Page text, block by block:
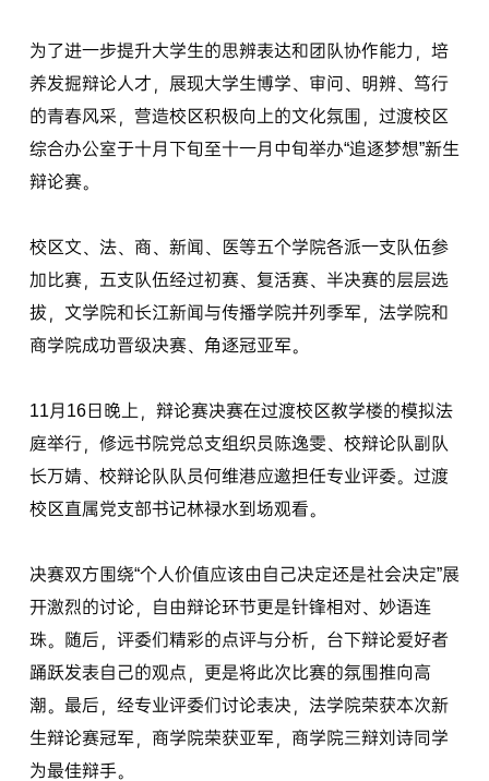
为了进一步提升大学生的思辨表达和团队协作能力，培
养发掘辩论人才，展现大学生博学、审问、明辨、笃行
的青春风采，营造校区积极向上的文化氛围，过渡校区
综合办公室于十月下旬至十一月中旬举办“追逐梦想”新生
辩论赛。
校区文、法、商、新闻、医等五个学院各派一支队伍参
加比赛，五支队伍经过初赛、复活赛、半决赛的层层选
拔，文学院和长江新闻与传播学院并列季军，法学院和
商学院成功晋级决赛、角逐冠亚军。
11月16日晚上，辩论赛决赛在过渡校区教学楼的模拟法
庭举行，修远书院党总支组织员陈逸雯、校辩论队副队
长万婧、校辩论队队员何维港应邀担任专业评委。过渡
校区直属党支部书记林禄水到场观看。
决赛双方围绕“个人价值应该由自己决定还是社会决定”展
开激烈的讨论，自由辩论环节更是针锋相对、妙语连
珠。随后，评委们精彩的点评与分析，台下辩论爱好者
踊跃发表自己的观点，更是将此次比赛的氛围推向高
潮。最后，经专业评委们讨论表决，法学院荣获本次新
生辩论赛冠军，商学院荣获亚军，商学院三辩刘诗同学
为最佳辩手。